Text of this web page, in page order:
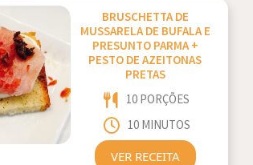
BRUSCHETTA DE
MUSSARELA DE BUFALA E
PRESUNTO PARMA +
PESTO DE AZEITONAS
PRETAS
10 PORÇÕES
10 MINUTOS
VER RECEITA